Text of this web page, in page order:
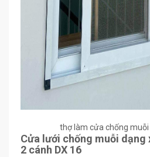
thợ làm cửa chống
Cửa lưới chống muỗi dạng
2 cánh DX 16